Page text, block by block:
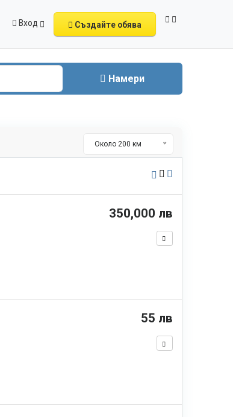
Вход Създайте обява
Намери
Около 200 км
350,000 лв
55 лв